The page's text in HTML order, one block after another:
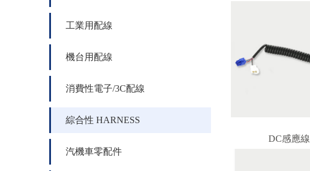
工業用配線
機台用配線
消費性電子/3C配線
綜合性 HARNESS
汽機車零配件
DC感應線